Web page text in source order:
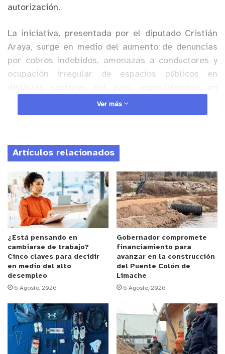
autorización.
La iniciativa, presentada por el diputado Cristián
Araya, surge en medio del aumento de denuncias
por cobros indebidos, amenazas a conductores y
ocupación irregular de espacios públicos en
barrios gastronómicos, zonas turísticas y eventos
masivos: el objetivo es “recuperar el control de las
Anuncio Patrocinado
Actualmente, el proyecto plantea sancionar a
quienes cobren por “vigilar”, “guiar maniobras de
estacionamiento” e incluso limpieza y cuidado de
vehículos en bienes nacionales de uso público sin
autorización municipal o del propietario o
administrador de dicho bien público. Las penas
contempladas irían desde multas de entre 10 y 50
UTM hasta reclusión menor en su grado mínimo, es
decir, entre 61 y 540 días de cárcel. En casos de
reincidencia, las penas podrían aumentar hasta 3
años y un día de presidio.
Para la abogada y académica de la Universidad del
Alba, Yennifer Rojas Milla, el proyecto busca
Ver más
Artículos relacionados
¿Está pensando en
cambiarse de trabajo?
Cinco claves para decidir
en medio del alto
desempleo
6 Agosto, 2026
Gobernador compromete
financiamiento para
avanzar en la construcción
del Puente Colón de
Limache
6 Agosto, 2026